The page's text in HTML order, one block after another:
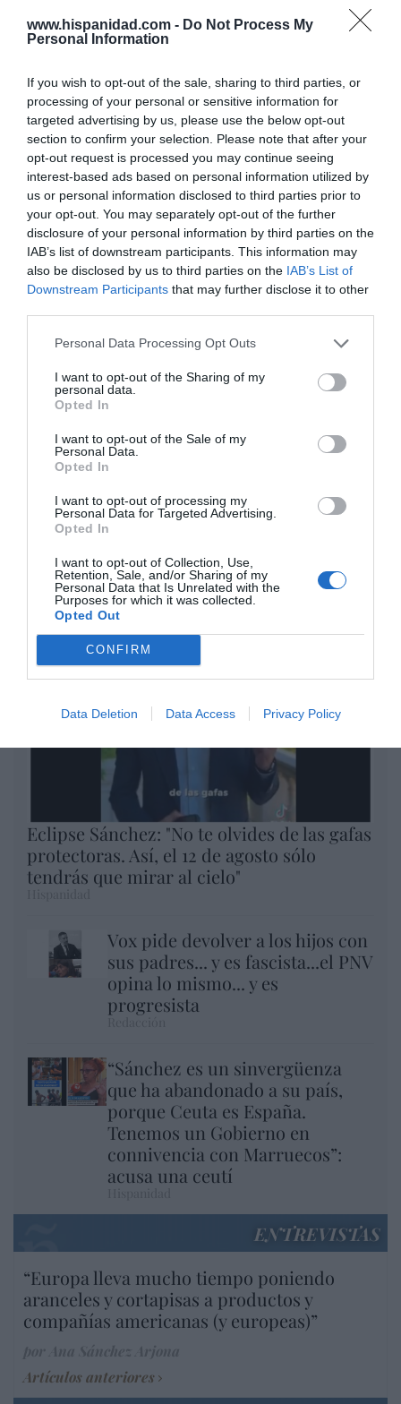
www.hispanidad.com - Do Not Process My
Personal Information
If you wish to opt-out of the sale, sharing to third parties, or
processing of your personal or sensitive information for
targeted advertising by us, please use the below opt-out
section to confirm your selection. Please note that after your
opt-out request is processed you may continue seeing
interest-based ads based on personal information utilized by
us or personal information disclosed to third parties prior to
your opt-out. You may separately opt-out of the further
disclosure of your personal information by third parties on the
IAB’s list of downstream participants. This information may
also be disclosed by us to third parties on the IAB’s List of
Downstream Participants that may further disclose it to other
Personal Data Processing Opt Outs
I want to opt-out of the Sharing of my
personal data.
Opted In
I want to opt-out of the Sale of my
Personal Data.
Opted In
I want to opt-out of processing my
Personal Data for Targeted Advertising.
Opted In
I want to opt-out of Collection, Use,
Retention, Sale, and/or Sharing of my
Personal Data that Is Unrelated with the
Purposes for which it was collected.
Opted Out
CONFIRM
Data Deletion Data Access Privacy Policy
Enormes minucias
Nokia, Ericsson... Huawei: lo que importan
son las patentes
Eulogio López
Isabel Pantoja pierde dos pleitos
con Hacienda por 700.000
euros... suma y sigue
Eulogio López
El IBEX 35 cerró la sesión del
miércoles en los 20.057 puntos,
un nuevo récord
Argumentos
Eclipse Sánchez: "No te olvides de las gafas
protectoras. Así, el 12 de agosto sólo
tendrás que mirar al cielo"
Vox pide devolver a los hijos con
sus padres... y es fascista...el PNV
opina lo mismo... y es
progresista
“Sánchez es un sinvergüenza
que ha abandonado a su país,
porque Ceuta es España.
Tenemos un Gobierno en
connivencia con Marruecos”:
acusa una ceutí
ENTREVISTAS
“Europa lleva mucho tiempo poniendo
aranceles y cortapisas a productos y
compañías americanas (y europeas)”
Artículos anteriores